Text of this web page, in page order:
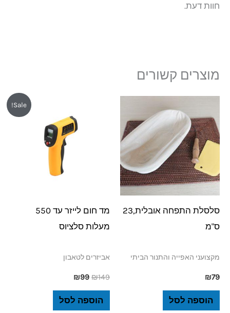
חוות דעת.
מוצרים קשורים
סלסלת התפחה אובלית,23
ס"מ
מקצועני האפייה והתנור הביתי
₪79
הוספה לסל
Sale!
מד חום לייזר עד 550
מעלות סלציוס
אביזרים לטאבון
₪149
היה:
₪149.
₪99
הוא:
₪99.
הוספה לסל